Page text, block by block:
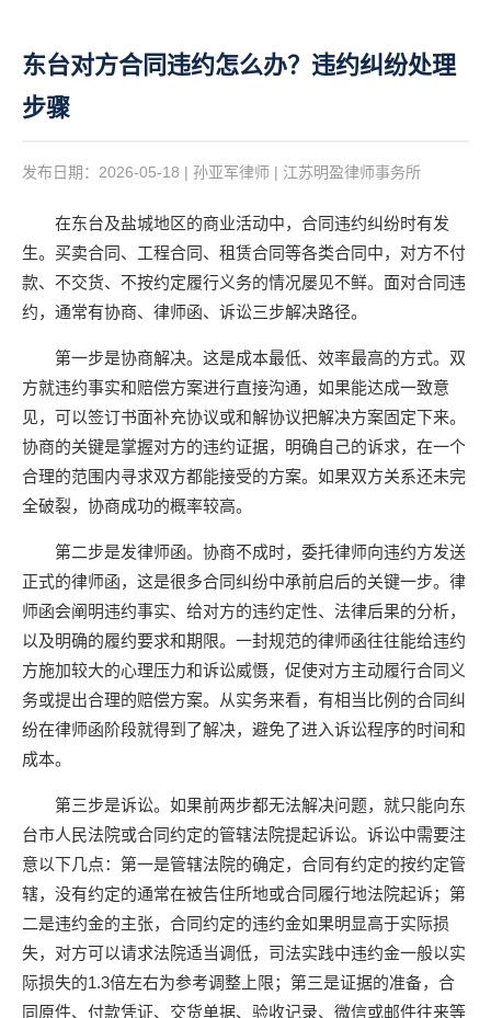
东台对方合同违约怎么办？违约纠纷处理
步骤
发布日期：2026-05-18 | 孙亚军律师 | 江苏明盈律师事务所
在东台及盐城地区的商业活动中，合同违约纠纷时有发
生。买卖合同、工程合同、租赁合同等各类合同中，对方不付
款、不交货、不按约定履行义务的情况屡见不鲜。面对合同违
约，通常有协商、律师函、诉讼三步解决路径。
第一步是协商解决。这是成本最低、效率最高的方式。双
方就违约事实和赔偿方案进行直接沟通，如果能达成一致意
见，可以签订书面补充协议或和解协议把解决方案固定下来。
协商的关键是掌握对方的违约证据，明确自己的诉求，在一个
合理的范围内寻求双方都能接受的方案。如果双方关系还未完
全破裂，协商成功的概率较高。
第二步是发律师函。协商不成时，委托律师向违约方发送
正式的律师函，这是很多合同纠纷中承前启后的关键一步。律
师函会阐明违约事实、给对方的违约定性、法律后果的分析，
以及明确的履约要求和期限。一封规范的律师函往往能给违约
方施加较大的心理压力和诉讼威慑，促使对方主动履行合同义
务或提出合理的赔偿方案。从实务来看，有相当比例的合同纠
纷在律师函阶段就得到了解决，避免了进入诉讼程序的时间和
成本。
第三步是诉讼。如果前两步都无法解决问题，就只能向东
台市人民法院或合同约定的管辖法院提起诉讼。诉讼中需要注
意以下几点：第一是管辖法院的确定，合同有约定的按约定管
辖，没有约定的通常在被告住所地或合同履行地法院起诉；第
二是违约金的主张，合同约定的违约金如果明显高于实际损
失，对方可以请求法院适当调低，司法实践中违约金一般以实
际损失的1.3倍左右为参考调整上限；第三是证据的准备，合
同原件、付款凭证、交货单据、验收记录、微信或邮件往来等